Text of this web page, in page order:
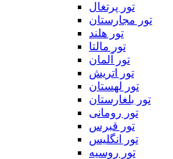
تور پرتغال
تور مجارستان
تور هلند
تور مالتا
تور آلمان
تور اتریش
تور لهستان
تور بلغارستان
تور رومانی
تور قبرس
تور انگلیس
تور روسیه